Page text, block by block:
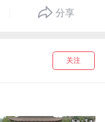
分享
关注